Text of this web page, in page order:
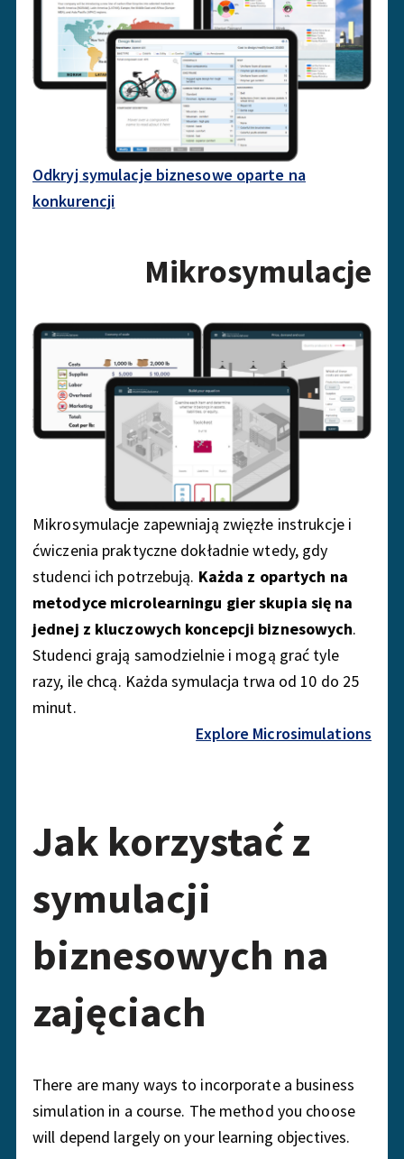
Odkryj symulacje biznesowe oparte na
konkurencji
Mikrosymulacje
Mikrosymulacje zapewniają zwięzłe instrukcje i
ćwiczenia praktyczne dokładnie wtedy, gdy
studenci ich potrzebują. Każda z opartych na
metodyce microlearningu gier skupia się na
jednej z kluczowych koncepcji biznesowych.
Studenci grają samodzielnie i mogą grać tyle
razy, ile chcą. Każda symulacja trwa od 10 do 25
minut.
Explore Microsimulations
Jak korzystać z
symulacji
biznesowych na
zajęciach
There are many ways to incorporate a business
simulation in a course. The method you choose
will depend largely on your learning objectives.